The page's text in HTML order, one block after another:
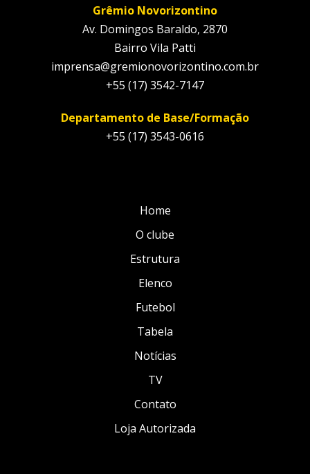
Grêmio Novorizontino
Av. Domingos Baraldo, 2870
Bairro Vila Patti
imprensa@gremionovorizontino.com.br
+55 (17) 3542-7147
Departamento de Base/Formação
+55 (17) 3543-0616
Home
O clube
Estrutura
Elenco
Futebol
Tabela
Notícias
TV
Contato
Loja Autorizada